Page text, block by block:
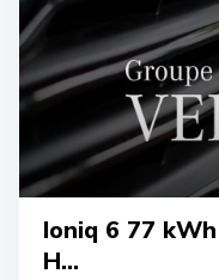
Ioniq 6 77
H...